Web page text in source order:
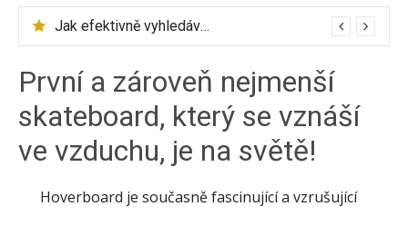
Jak efektivně vyhledávat letenky přes Skyscanner
První a zároveň nejmenší
skateboard, který se vznáší
ve vzduchu, je na světě!
Hoverboard je současně fascinující a vzrušující